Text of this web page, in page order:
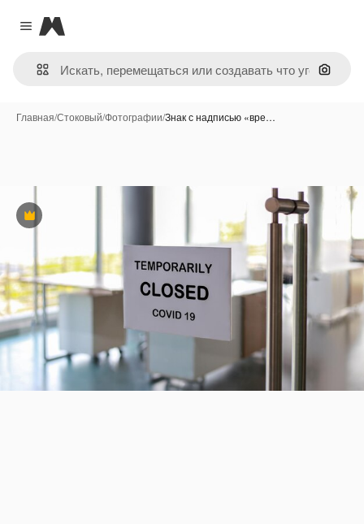
Close menu
Magnific
Поиск
Главная/Стоковый/Фотографии/Знак с надписью «вре…
Премиум